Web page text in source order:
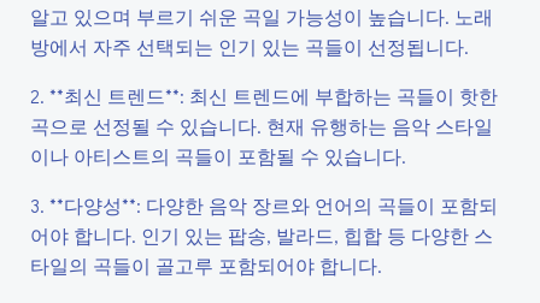
알고 있으며 부르기 쉬운 곡일 가능성이 높습니다. 노래
방에서 자주 선택되는 인기 있는 곡들이 선정됩니다.
2. **최신 트렌드**: 최신 트렌드에 부합하는 곡들이 핫한
곡으로 선정될 수 있습니다. 현재 유행하는 음악 스타일
이나 아티스트의 곡들이 포함될 수 있습니다.
3. **다양성**: 다양한 음악 장르와 언어의 곡들이 포함되
어야 합니다. 인기 있는 팝송, 발라드, 힙합 등 다양한 스
타일의 곡들이 골고루 포함되어야 합니다.